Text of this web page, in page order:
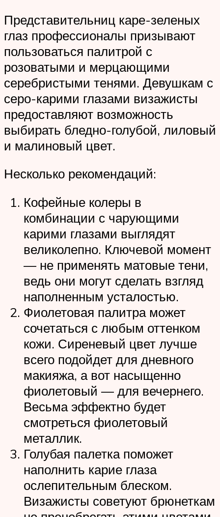
Представительниц каре-зеленых
глаз профессионалы призывают
пользоваться палитрой с
розоватыми и мерцающими
серебристыми тенями. Девушкам с
серо-карими глазами визажисты
предоставляют возможность
выбирать бледно-голубой, лиловый
и малиновый цвет.
Несколько рекомендаций:
Кофейные колеры в
комбинации с чарующими
карими глазами выглядят
великолепно. Ключевой момент
— не применять матовые тени,
ведь они могут сделать взгляд
наполненным усталостью.
Фиолетовая палитра может
сочетаться с любым оттенком
кожи. Сиреневый цвет лучше
всего подойдет для дневного
макияжа, а вот насыщенно
фиолетовый — для вечернего.
Весьма эффектно будет
смотреться фиолетовый
металлик.
Голубая палетка поможет
наполнить карие глаза
ослепительным блеском.
Визажисты советуют брюнеткам